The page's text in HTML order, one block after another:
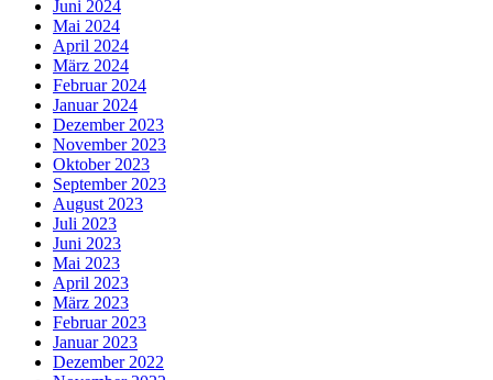
Juni 2024
Mai 2024
April 2024
März 2024
Februar 2024
Januar 2024
Dezember 2023
November 2023
Oktober 2023
September 2023
August 2023
Juli 2023
Juni 2023
Mai 2023
April 2023
März 2023
Februar 2023
Januar 2023
Dezember 2022